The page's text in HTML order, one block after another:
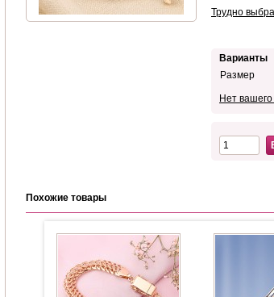
Трудно
Варианты
Размер
Нет
Похожие товары